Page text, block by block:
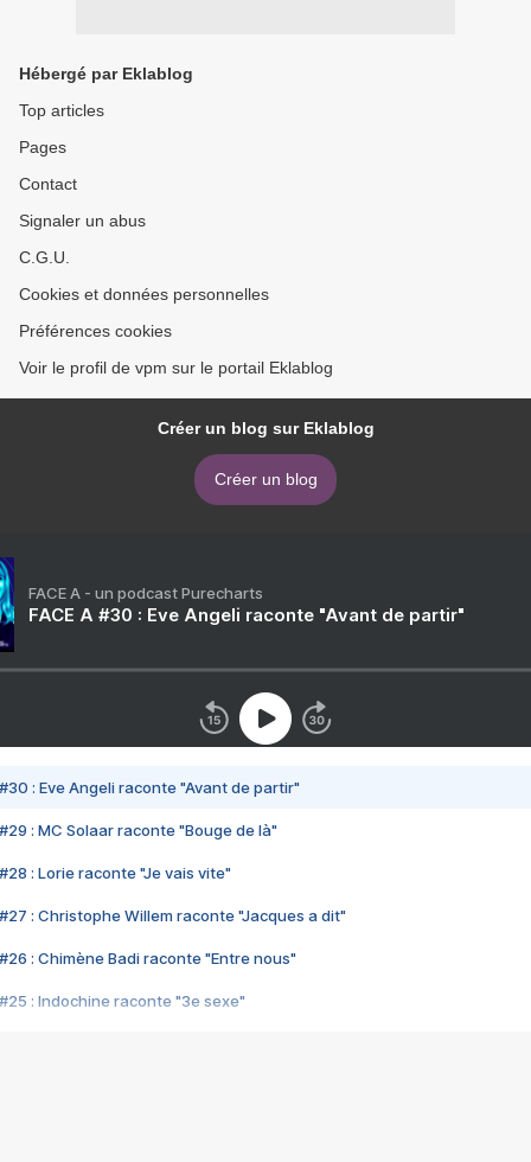
Hébergé par Eklablog
Top articles
Pages
Contact
Signaler un abus
C.G.U.
Cookies et données personnelles
Préférences cookies
Voir le profil de vpm sur le portail Eklablog
Créer un blog sur Eklablog
Créer un blog
FACE A - un podcast Purecharts
FACE A #30 : Eve Angeli raconte "Avant de partir"
#30 : Eve Angeli raconte "Avant de partir"
#29 : MC Solaar raconte "Bouge de là"
#28 : Lorie raconte "Je vais vite"
#27 : Christophe Willem raconte "Jacques a dit"
#26 : Chimène Badi raconte "Entre nous"
#25 : Indochine raconte "3e sexe"